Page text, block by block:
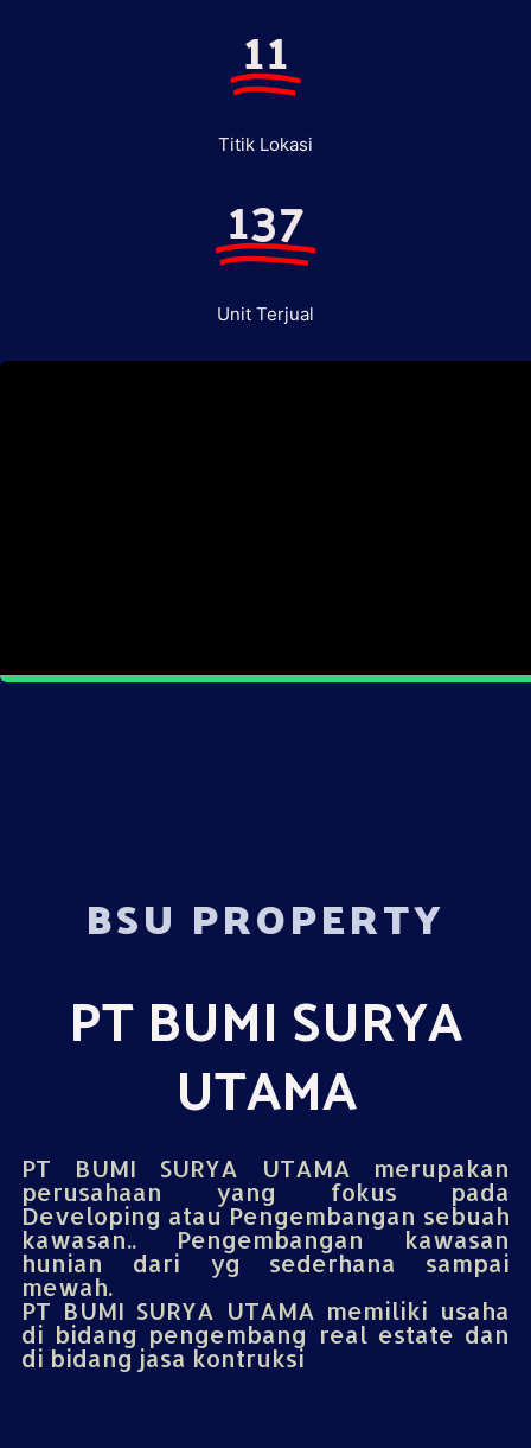
11
Titik Lokasi
137
Unit Terjual
BSU PROPERTY
PT BUMI SURYA
UTAMA
PT BUMI SURYA UTAMA merupakan
perusahaan yang fokus pada
Developing atau Pengembangan sebuah
kawasan.. Pengembangan kawasan
hunian dari yg sederhana sampai
mewah.
PT BUMI SURYA UTAMA memiliki usaha
di bidang pengembang real estate dan
di bidang jasa kontruksi